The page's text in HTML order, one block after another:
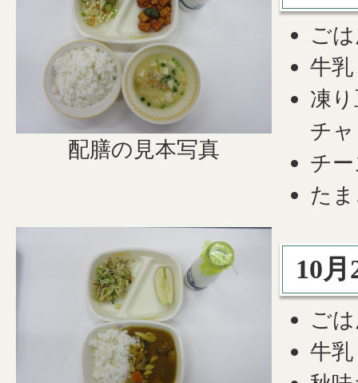
配膳の見本写真
ご
牛乳
凍
チ
チ
た
10月
ご
牛乳